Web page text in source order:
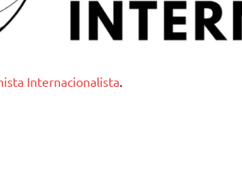
Internacionalista
Internacionalista.